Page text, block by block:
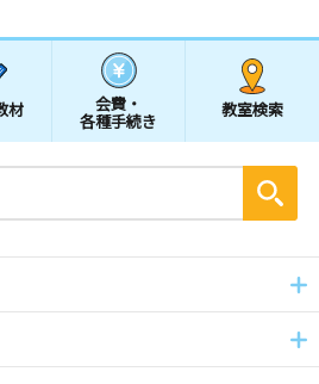
材 会費・
各種手続き
教室検索